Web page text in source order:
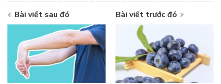
Bài viết sau đó Bài viết trước đó